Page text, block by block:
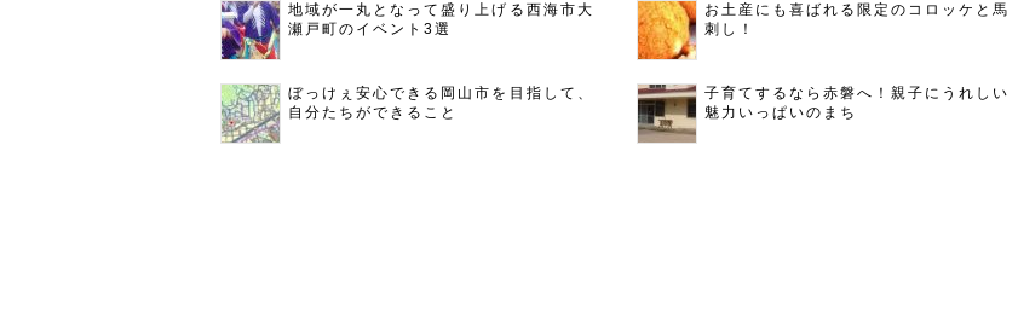
地域が一丸となって盛り上げる西海市大
瀬戸町のイベント3選
お土産にも喜ばれる限定のコロッケと馬
刺し！
ぼっけぇ安心できる岡山市を目指して、
自分たちができること
子育てするなら赤磐へ！親子にうれしい
魅力いっぱいのまち